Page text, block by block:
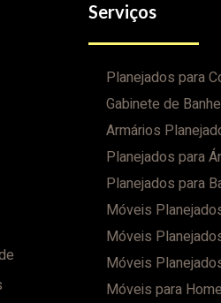
Serviços
Planejados para
Gabinete de
Armários
Planejados para
Planejados para
Móveis
Móveis
Móveis
Móveis para